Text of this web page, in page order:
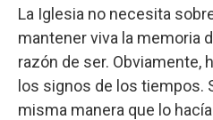
La Iglesia no necesita
mantener viva la memoria
razón de ser. Obviamente,
los signos de los tiempos.
misma manera que lo